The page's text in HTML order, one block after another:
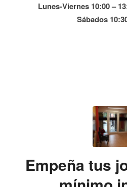
Lunes-Viernes 10:00 –
Sábados
Empeña tus